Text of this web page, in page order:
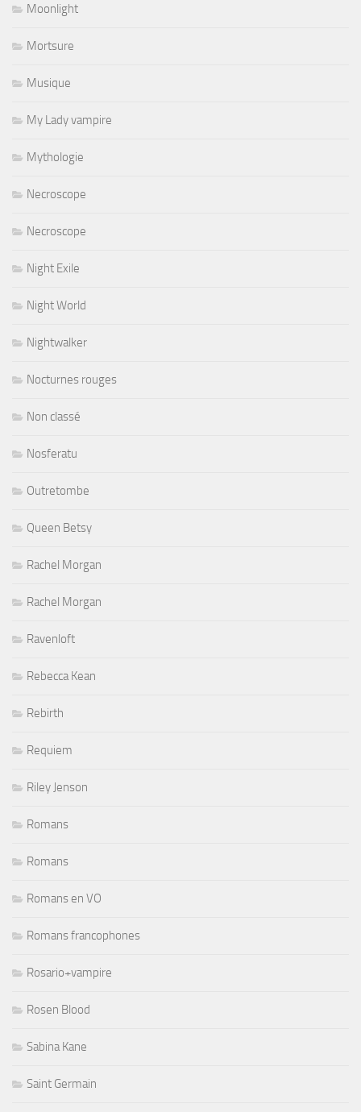
Moonlight
Mortsure
Musique
My Lady vampire
Mythologie
Necroscope
Necroscope
Night Exile
Night World
Nightwalker
Nocturnes rouges
Non classé
Nosferatu
Outretombe
Queen Betsy
Rachel Morgan
Rachel Morgan
Ravenloft
Rebecca Kean
Rebirth
Requiem
Riley Jenson
Romans
Romans
Romans en VO
Romans francophones
Rosario+vampire
Rosen Blood
Sabina Kane
Saint Germain